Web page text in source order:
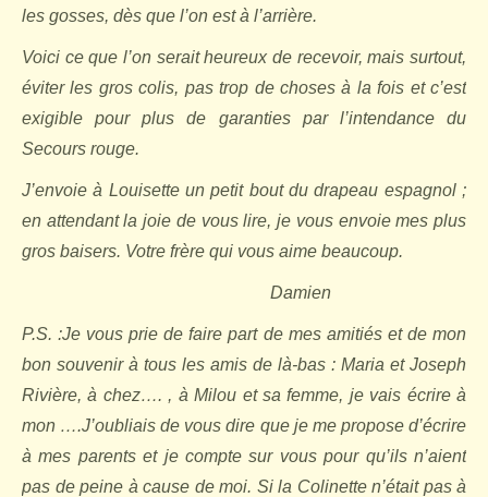
les gosses, dès que l’on est à l’arrière.
Voici ce que l’on serait heureux de recevoir, mais surtout,
éviter les gros colis, pas trop de choses à la fois et c’est
exigible pour plus de garanties par l’intendance du
Secours rouge.
J’envoie à Louisette un petit bout du drapeau espagnol ;
en attendant la joie de vous lire, je vous envoie mes plus
gros baisers. Votre frère qui vous aime beaucoup.
Damien
P.S. :Je vous prie de faire part de mes amitiés et de mon
bon souvenir à tous les amis de là-bas : Maria et Joseph
Rivière, à chez…. , à Milou et sa femme, je vais écrire à
mon ….J’oubliais de vous dire que je me propose d’écrire
à mes parents et je compte sur vous pour qu’ils n’aient
pas de peine à cause de moi. Si la Colinette n’était pas à